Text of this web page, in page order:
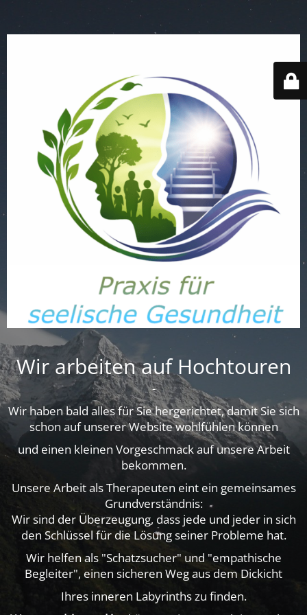
Wir arbeiten auf Hochtouren
-
Wir haben bald alles für Sie hergerichtet, damit Sie sich
schon auf unserer Website wohlfühlen können
und einen kleinen Vorgeschmack auf unsere Arbeit
bekommen.
Unsere Arbeit als Therapeuten eint ein gemeinsames
Grundverständnis:
Wir sind der Überzeugung, dass jede und jeder in sich
den Schlüssel für die Lösung seiner Probleme hat.
Wir helfen als "Schatzsucher" und "empathische
Begleiter", einen sicheren Weg aus dem Dickicht
Ihres inneren Labyrinths zu finden.